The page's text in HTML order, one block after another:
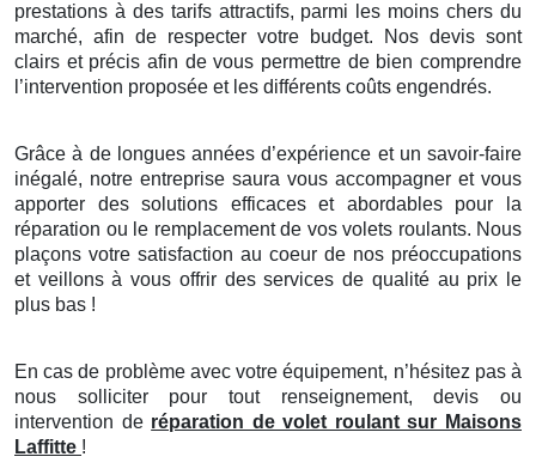
prestations à des tarifs attractifs, parmi les moins chers du
marché, afin de respecter votre budget. Nos devis sont
clairs et précis afin de vous permettre de bien comprendre
l’intervention proposée et les différents coûts engendrés.
Grâce à de longues années d’expérience et un savoir-faire
inégalé, notre entreprise saura vous accompagner et vous
apporter des solutions efficaces et abordables pour la
réparation ou le remplacement de vos volets roulants. Nous
plaçons votre satisfaction au coeur de nos préoccupations
et veillons à vous offrir des services de qualité au prix le
plus bas !
En cas de problème avec votre équipement, n’hésitez pas à
nous solliciter pour tout renseignement, devis ou
intervention de réparation de volet roulant sur Maisons
Laffitte !